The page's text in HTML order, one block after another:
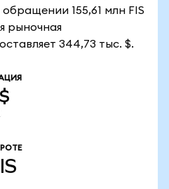
155,61 млн FIS
рыночная
344,73 тыс. $.